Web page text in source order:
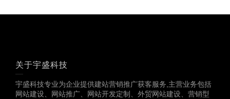
关于宇盛科技
宇盛科技专业为企业提供建站营销推广获客服务,主营业务包括
网站建设、网站推广、网站开发定制、外贸网站建设、营销型